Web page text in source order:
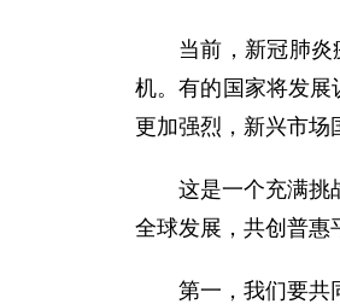
当前，新冠肺
机。有的国家将发展
更加强烈，新兴市场
这是一个充满挑
全球发展，共创普惠
第一，我们要共